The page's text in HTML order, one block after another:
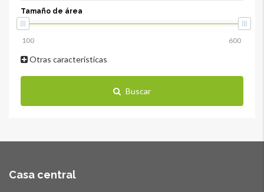
Tamaño de área
Otras características
Buscar
Casa central